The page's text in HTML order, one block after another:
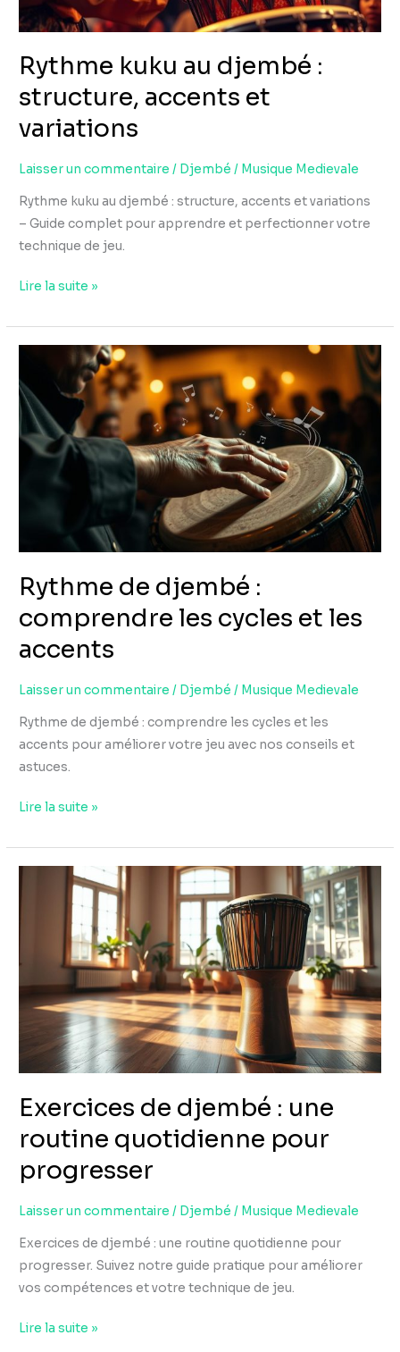
Rythme kuku au djembé :
structure, accents et
variations
Laisser un commentaire / Djembé / Musique Medievale
Rythme kuku au djembé : structure, accents et variations
– Guide complet pour apprendre et perfectionner votre
technique de jeu.
variations
Lire la suite »
Rythme de djembé :
comprendre les cycles et les
accents
Laisser un commentaire / Djembé / Musique Medievale
Rythme de djembé : comprendre les cycles et les
accents pour améliorer votre jeu avec nos conseils et
astuces.
de
djembé
comprendre
cycles
accents
Lire la suite »
Exercices de djembé : une
routine quotidienne pour
progresser
Laisser un commentaire / Djembé / Musique Medievale
Exercices de djembé : une routine quotidienne pour
progresser. Suivez notre guide pratique pour améliorer
vos compétences et votre technique de jeu.
Exercices
une
routine
quotidienne
pour
progresser
Lire la suite »